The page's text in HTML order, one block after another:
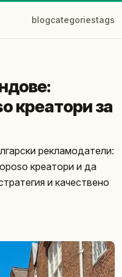
blogcategoriestags
креатори за
рекламодатели:
креатори и да
и качествено